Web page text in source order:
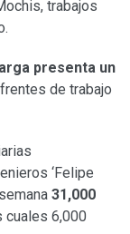
trabajos
presenta un
de trabajo
‘Felipe
31,000
cuales 6,000